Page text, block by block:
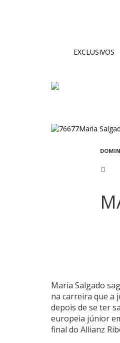
EXCLUSIVOS
Maria Salgado
na carreira que a
depois de se ter
europeia júnior
final do Allianz